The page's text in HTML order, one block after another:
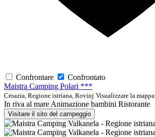
Confrontare
Confrontato
Maistra Camping Polari ***
Croazia, Regione istriana, Rovinj Visualizzare la mappa
In riva al mareAnimazione bambini Ristorante
Visitare il sito del campeggio